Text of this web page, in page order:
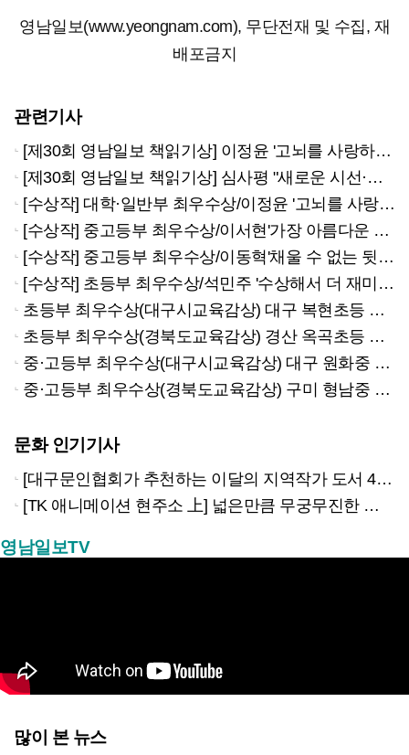
영남일보(www.yeongnam.com), 무단전재 및 수집, 재
배포금지
관련기사
[제30회 영남일보 책읽기상] 이정윤 '고뇌를 사랑하는 법' 대학·일반부 최우수
[제30회 영남일보 책읽기상] 심사평 "새로운 시선·논리적 전개 돋보여"
[수상작] 대학·일반부 최우수상/이정윤 '고뇌를 사랑하는 법'
[수상작] 중고등부 최우수상/이서현'가장 아름다운 나의 노래를 위해'
[수상작] 중고등부 최우수상/이동혁'채울 수 없는 뒷말'
[수상작] 초등부 최우수상/석민주 '수상해서 더 재미있다'
초등부 최우수상(대구시교육감상) 대구 복현초등 이승연
초등부 최우수상(경북도교육감상) 경산 옥곡초등 석민주
중·고등부 최우수상(대구시교육감상) 대구 원화중 이서현
중·고등부 최우수상(경북도교육감상) 구미 형남중 이동혁
문화 인기기사
[대구문인협회가 추천하는 이달의 지역작가 도서 4권]
[TK 애니메이션 현주소 上] 넓은만큼 무궁무진한 이야기…경북은 ‘스토리 IP’의 원천
영남일보TV
많이 본 뉴스